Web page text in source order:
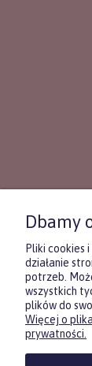
i otrzymaj
Dbamy
Pliki cookies
działanie
potrzeb.
wszystkich
plików do
Więcej o
prywatności.